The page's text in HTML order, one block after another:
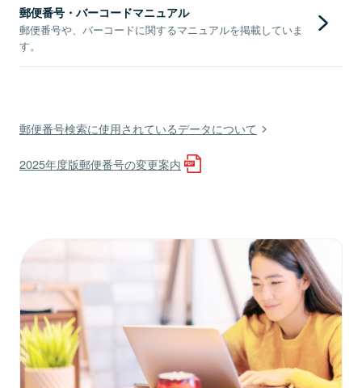
郵便番号・バーコードマニュアル
郵便番号や、バーコードに関するマニュアルを掲載していま
す。
郵便番号検索に使用されているデータについて
2025年度版郵便番号の変更案内